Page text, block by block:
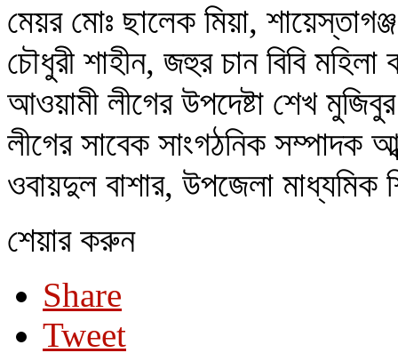
মেয়র মোঃ ছালেক মিয়া,
চৌধুরী শাহীন, জহুর চান বিবি
আওয়ামী লীগের উপদেষ্টা শেখ
লীগের সাবেক সাংগঠনিক সম্পাদক
ওবায়দুল বাশার, উপজেলা মাধ্যমিক
শেয়ার করুন
Share
Tweet